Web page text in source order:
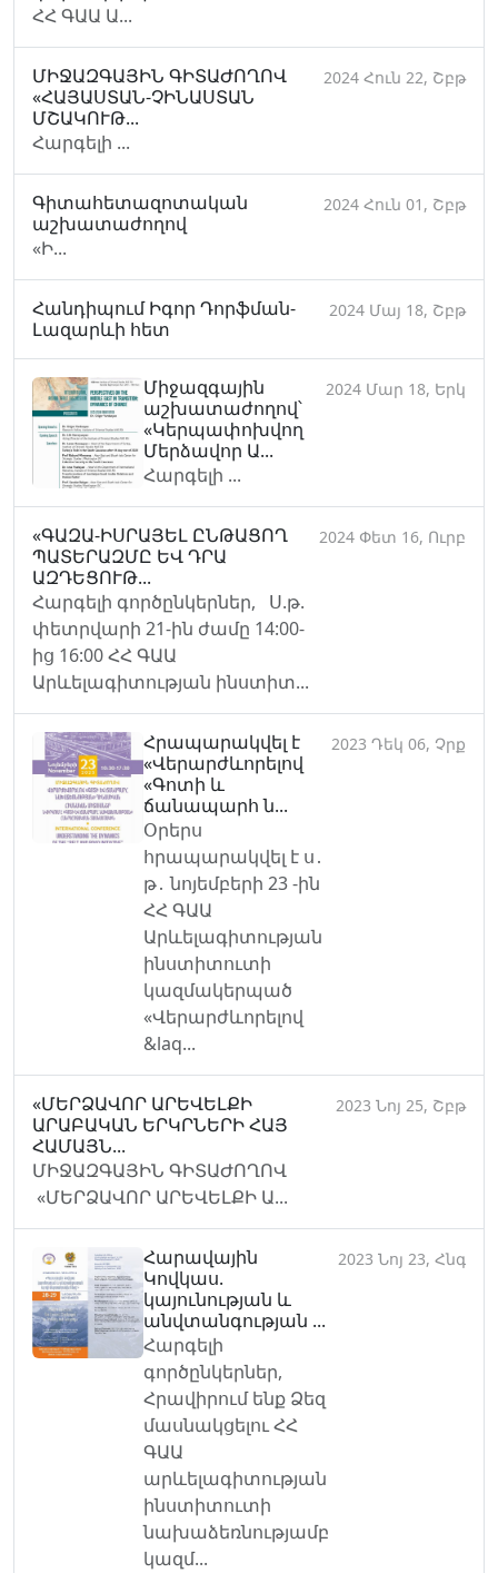
ՀՀ ԳԱԱ Ա...
ՄԻՋԱԶԳԱՅԻՆ ԳԻՏԱԺՈՂՈՎ
«ՀԱՅԱՍՏԱՆ-ՉԻՆԱՍՏԱՆ
ՄՇԱԿՈՒԹ...
Հարգելի ...
2024 Հուն 22, Շբթ
Գիտահետազոտական
աշխատաժողով
«Ի...
2024 Հուն 01, Շբթ
Հանդիպում Իգոր Դորֆման-
Լազարևի հետ
2024 Մայ 18, Շբթ
Միջազգային
աշխատաժողով՝
«Կերպափոխվող
Մերձավոր Ա...
Հարգելի ...
2024 Մար 18, Երկ
«ԳԱԶԱ-ԻՍՐԱՅԵԼ ԸՆԹԱՑՈՂ
ՊԱՏԵՐԱԶՄԸ ԵՎ ԴՐԱ
ԱԶԴԵՑՈՒԹ...
Հարգելի գործընկերներ, Ս.թ.
փետրվարի 21-ին ժամը 14:00-
ից 16:00 ՀՀ ԳԱԱ
Արևելագիտության ինստիտ...
2024 Փետ 16, Ուրբ
Հրապարակվել է
«Վերարժևորելով
«Գոտի և
ճանապարհ ն...
Օրերս
հրապարակվել է ս․
թ․ նոյեմբերի 23 -ին
ՀՀ ԳԱԱ
Արևելագիտության
ինստիտուտի
կազմակերպած
«Վերարժևորելով
&laq...
2023 Դեկ 06, Չրք
«ՄԵՐՁԱՎՈՐ ԱՐԵՎԵԼՔԻ
ԱՐԱԲԱԿԱՆ ԵՐԿՐՆԵՐԻ ՀԱՅ
ՀԱՄԱՅՆ...
ՄԻՋԱԶԳԱՅԻՆ ԳԻՏԱԺՈՂՈՎ
«ՄԵՐՁԱՎՈՐ ԱՐԵՎԵԼՔԻ Ա...
2023 Նոյ 25, Շբթ
Հարավային
Կովկաս.
կայունության և
անվտանգության ...
Հարգելի
գործընկերներ,
Հրավիրում ենք Ձեզ
մասնակցելու ՀՀ
ԳԱԱ
արևելագիտության
ինստիտուտի
նախաձեռնությամբ
կազմ...
2023 Նոյ 23, Հնգ